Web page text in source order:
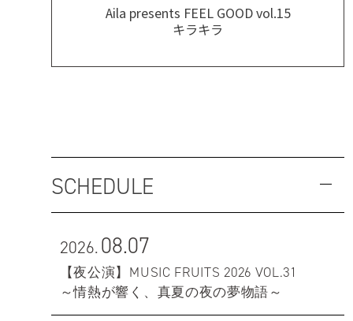
Aila presents FEEL GOOD vol.15
キラキラ
SCHEDULE
2026.08.07
【夜公演】MUSIC FRUITS 2026 VOL.31
～情熱が響く、真夏の夜の夢物語～